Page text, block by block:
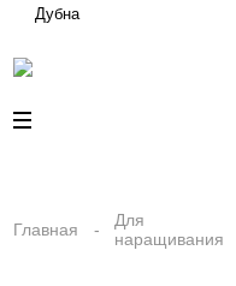
Дубна
Главная
Для
наращивания